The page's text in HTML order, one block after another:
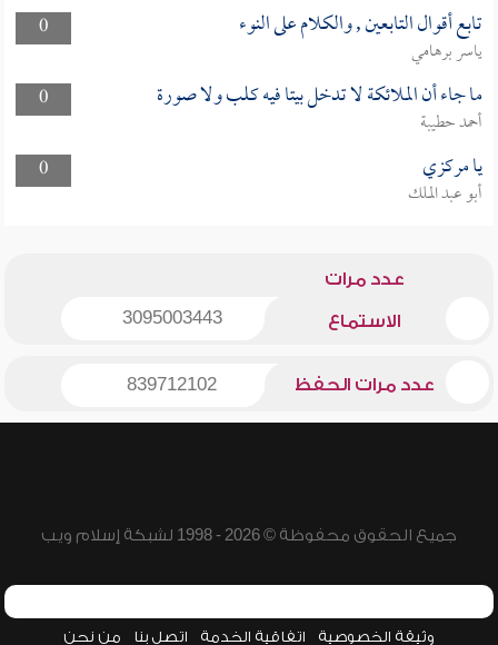
0
تابع أقوال التابعين , والكلام على النوء
ياسر برهامي
0
ما جاء أن الملائكة لا تدخل بيتا فيه كلب ولا صورة
أحمد حطيبة
0
يا مركزي
أبو عبد الملك
عدد مرات
الاستماع 3095003443
عدد مرات الحفظ 839712102
جميع الحقوق محفوظة © 2026 - 1998 لشبكة إسلام ويب
وثيقة الخصوصية اتفاقية الخدمة اتصل بنا من نحن